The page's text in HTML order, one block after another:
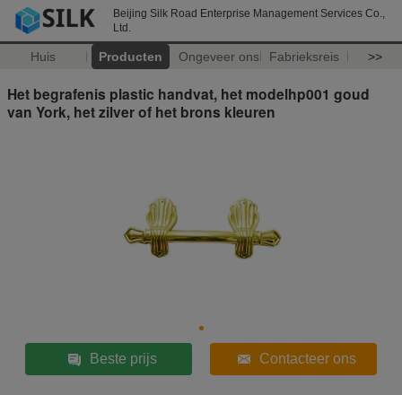
Beijing Silk Road Enterprise Management Services Co.,
Ltd.
Huis Producten Ongeveer ons Fabrieksreis >>
Het begrafenis plastic handvat, het modelhp001 goud
van York, het zilver of het brons kleuren
Beste prijs Contacteer ons